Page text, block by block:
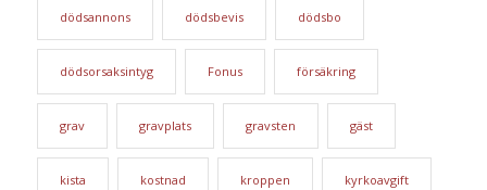
dödsannons dödsbevis dödsbo
dödsorsaksintyg Fonus försäkring
grav gravplats gravsten gäst
kista kostnad kroppen kyrkoavgift